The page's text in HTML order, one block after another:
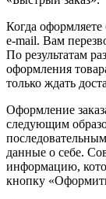
Когда
e-mail. Вам
По результатам
оформления
только ждать
Оформление
следующим
данные о себе.
информацию,
кнопку